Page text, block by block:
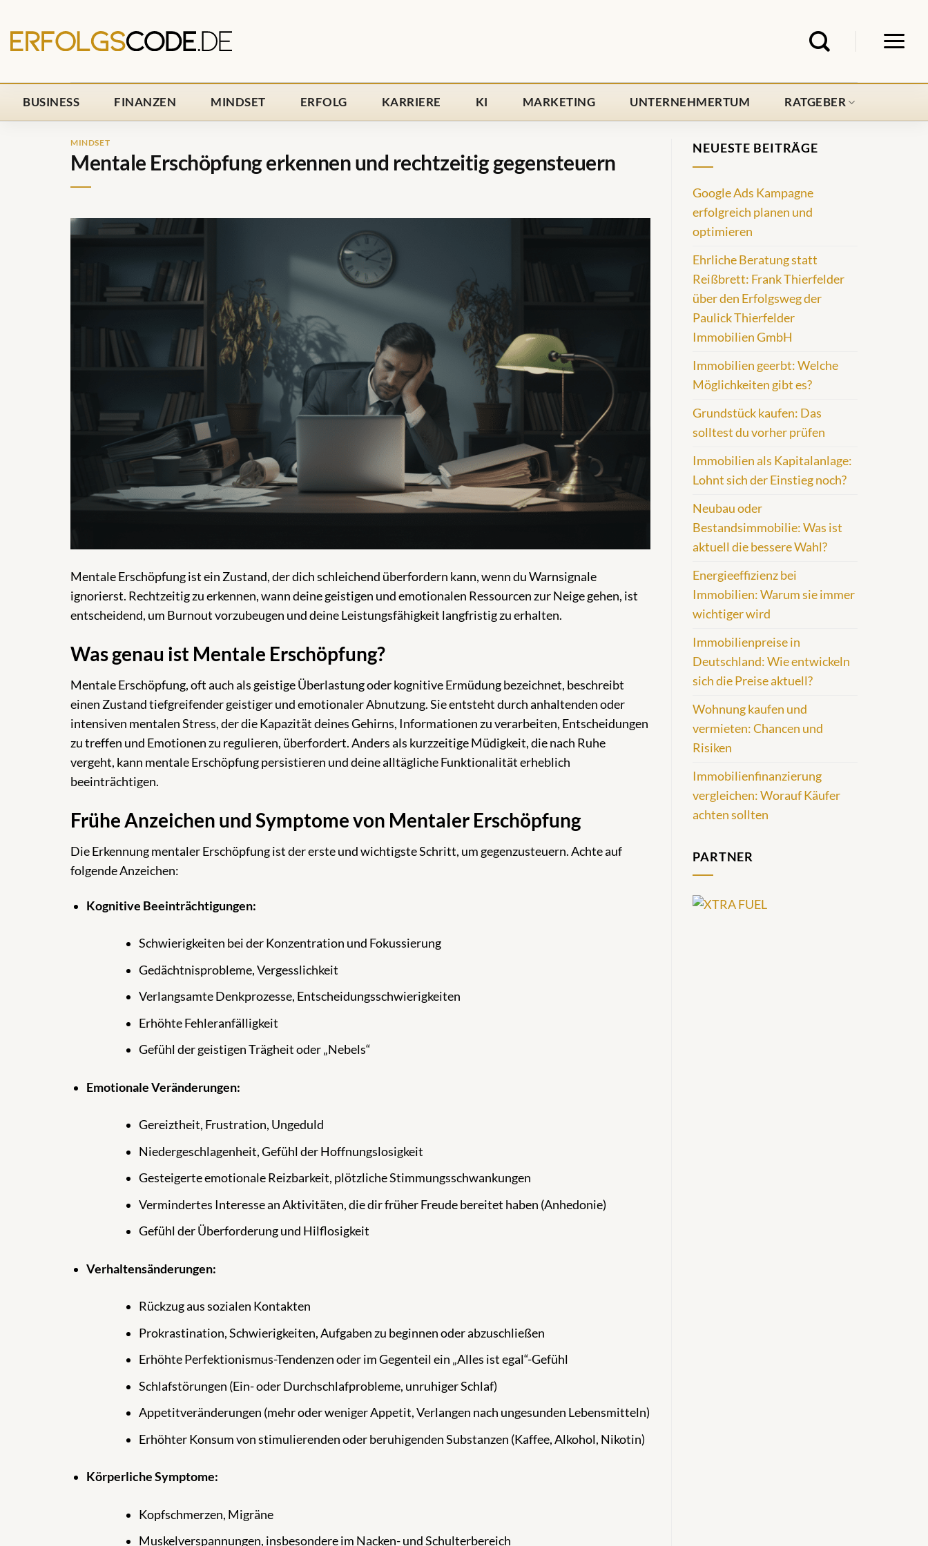
Inhalt
springen
BUSINESS FINANZEN MINDSET ERFOLG KARRIERE KI MARKETING UNTERNEHMERTUM RATGEBER
MINDSET
Mentale Erschöpfung erkennen und rechtzeitig gegensteuern
Mentale Erschöpfung ist ein Zustand, der dich schleichend überfordern kann, wenn du Warnsignale
ignorierst. Rechtzeitig zu erkennen, wann deine geistigen und emotionalen Ressourcen zur Neige gehen, ist
entscheidend, um Burnout vorzubeugen und deine Leistungsfähigkeit langfristig zu erhalten.
Was genau ist Mentale Erschöpfung?
Mentale Erschöpfung, oft auch als geistige Überlastung oder kognitive Ermüdung bezeichnet, beschreibt
einen Zustand tiefgreifender geistiger und emotionaler Abnutzung. Sie entsteht durch anhaltenden oder
intensiven mentalen Stress, der die Kapazität deines Gehirns, Informationen zu verarbeiten, Entscheidungen
zu treffen und Emotionen zu regulieren, überfordert. Anders als kurzzeitige Müdigkeit, die nach Ruhe
vergeht, kann mentale Erschöpfung persistieren und deine alltägliche Funktionalität erheblich
beeinträchtigen.
Frühe Anzeichen und Symptome von Mentaler Erschöpfung
Die Erkennung mentaler Erschöpfung ist der erste und wichtigste Schritt, um gegenzusteuern. Achte auf
folgende Anzeichen:
Kognitive Beeinträchtigungen:
Schwierigkeiten bei der Konzentration und Fokussierung
Gedächtnisprobleme, Vergesslichkeit
Verlangsamte Denkprozesse, Entscheidungsschwierigkeiten
Erhöhte Fehleranfälligkeit
Gefühl der geistigen Trägheit oder „Nebels“
Emotionale Veränderungen:
Gereiztheit, Frustration, Ungeduld
Niedergeschlagenheit, Gefühl der Hoffnungslosigkeit
Gesteigerte emotionale Reizbarkeit, plötzliche Stimmungsschwankungen
Vermindertes Interesse an Aktivitäten, die dir früher Freude bereitet haben (Anhedonie)
Gefühl der Überforderung und Hilflosigkeit
Verhaltensänderungen:
Rückzug aus sozialen Kontakten
Prokrastination, Schwierigkeiten, Aufgaben zu beginnen oder abzuschließen
Erhöhte Perfektionismus-Tendenzen oder im Gegenteil ein „Alles ist egal“-Gefühl
Schlafstörungen (Ein- oder Durchschlafprobleme, unruhiger Schlaf)
Appetitveränderungen (mehr oder weniger Appetit, Verlangen nach ungesunden Lebensmitteln)
Erhöhter Konsum von stimulierenden oder beruhigenden Substanzen (Kaffee, Alkohol, Nikotin)
Körperliche Symptome:
Kopfschmerzen, Migräne
Muskelverspannungen, insbesondere im Nacken- und Schulterbereich
NEUESTE BEITRÄGE
Google Ads Kampagne
erfolgreich planen und
optimieren
Ehrliche Beratung statt
Reißbrett: Frank Thierfelder
über den Erfolgsweg der
Paulick Thierfelder
Immobilien GmbH
Immobilien geerbt: Welche
Möglichkeiten gibt es?
Grundstück kaufen: Das
solltest du vorher prüfen
Immobilien als Kapitalanlage:
Lohnt sich der Einstieg noch?
Neubau oder
Bestandsimmobilie: Was ist
aktuell die bessere Wahl?
Energieeffizienz bei
Immobilien: Warum sie immer
wichtiger wird
Immobilienpreise in
Deutschland: Wie entwickeln
sich die Preise aktuell?
Wohnung kaufen und
vermieten: Chancen und
Risiken
Immobilienfinanzierung
vergleichen: Worauf Käufer
achten sollten
PARTNER